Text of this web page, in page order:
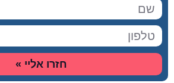
חזרו אליי »